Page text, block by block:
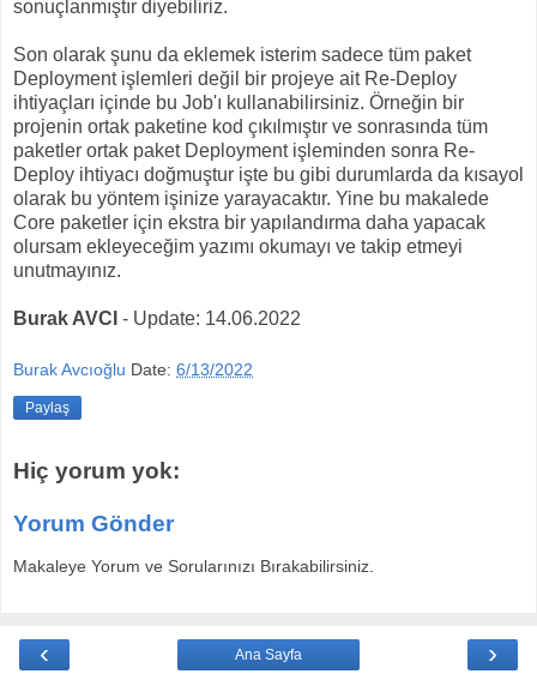
sonuçlanmıştır diyebiliriz.
Son olarak şunu da eklemek isterim sadece tüm paket
Deployment işlemleri değil bir projeye ait Re-Deploy
ihtiyaçları içinde bu Job'ı kullanabilirsiniz. Örneğin bir
projenin ortak paketine kod çıkılmıştır ve sonrasında tüm
paketler ortak paket Deployment işleminden sonra Re-
Deploy ihtiyacı doğmuştur işte bu gibi durumlarda da kısayol
olarak bu yöntem işinize yarayacaktır. Yine bu makalede
Core paketler için ekstra bir yapılandırma daha yapacak
olursam ekleyeceğim yazımı okumayı ve takip etmeyi
unutmayınız.
Burak AVCI - Update: 14.06.2022
Burak Avcıoğlu Date: 6/13/2022
Paylaş
Hiç yorum yok:
Yorum Gönder
Makaleye Yorum ve Sorularınızı Bırakabilirsiniz.
‹ ›
Ana Sayfa